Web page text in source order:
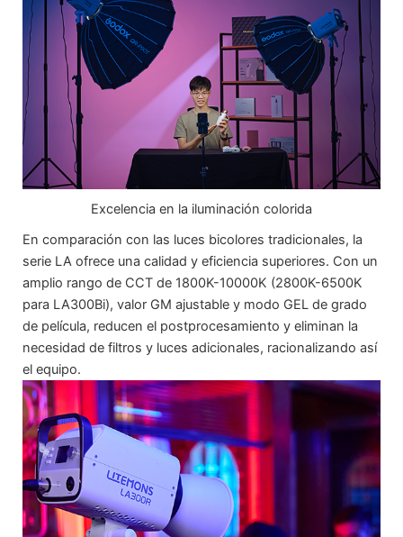
Excelencia en la iluminación colorida
En comparación con las luces bicolores tradicionales, la
serie LA ofrece una calidad y eficiencia superiores. Con un
amplio rango de CCT de 1800K-10000K (2800K-6500K
para LA300Bi), valor GM ajustable y modo GEL de grado
de película, reducen el postprocesamiento y eliminan la
necesidad de filtros y luces adicionales, racionalizando así
el equipo.